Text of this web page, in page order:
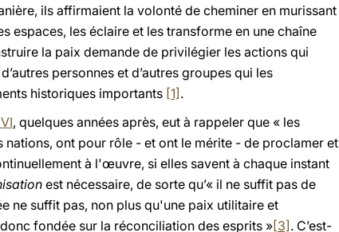
ils affirmaient la volonté de cheminer en murissant
espaces, les éclaire et les transforme en une chaîne
la paix demande de privilégier les actions qui
personnes et d’autres groupes qui les
historiques importants [1] .
, quelques années après, eut à rappeler que « les
ont pour rôle - et ont le mérite - de proclamer et
à l'œuvre, si elles savent à chaque instant
est nécessaire, de sorte qu’« il ne suffit pas de
ne suffit pas, non plus qu'une paix utilitaire et
fondée sur la réconciliation des esprits »[3] . C’est-